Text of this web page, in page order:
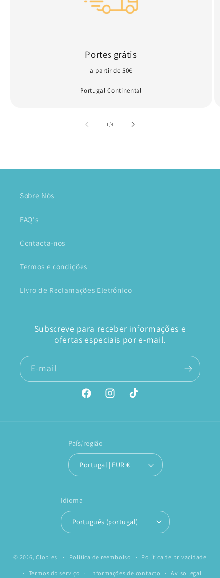
Portes grátis
a partir de 50€
Portugal Continental
1/de
4
Sobre Nós
FAQ's
Contacta-nos
Termos e condições
Livro de Reclamações Eletrónico
Subscreve para receber informações e
ofertas especiais por e-mail.
E-mail
FacebookInstagramTikTok
País/região
Portugal | EUR €
Idioma
Português (portugal)
© 2026,Clobies Política de reembolso Política de privacidade
Termos do serviço Informações de contacto Aviso legal